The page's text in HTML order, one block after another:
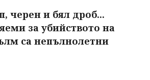
черен и бял дроб...
за убийството на
са непълнолетни